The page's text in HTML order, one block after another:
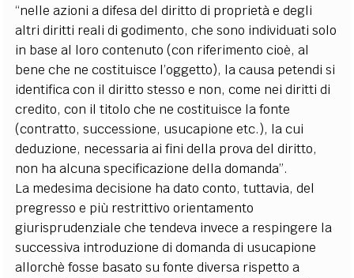
“nelle azioni a difesa del diritto di proprietà e degli
altri diritti reali di godimento, che sono individuati solo
in base al loro contenuto (con riferimento cioè, al
bene che ne costituisce l’oggetto), la causa petendi si
identifica con il diritto stesso e non, come nei diritti di
credito, con il titolo che ne costituisce la fonte
(contratto, successione, usucapione etc.), la cui
deduzione, necessaria ai fini della prova del diritto,
non ha alcuna specificazione della domanda”.
La medesima decisione ha dato conto, tuttavia, del
pregresso e più restrittivo orientamento
giurisprudenziale che tendeva invece a respingere la
successiva introduzione di domanda di usucapione
allorchè fosse basato su fonte diversa rispetto a